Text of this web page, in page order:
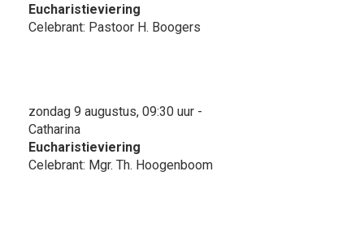
Eucharistieviering
Celebrant: Pastoor H. Boogers
zondag 9 augustus, 09:30 uur -
Catharina
Eucharistieviering
Celebrant: Mgr. Th. Hoogenboom